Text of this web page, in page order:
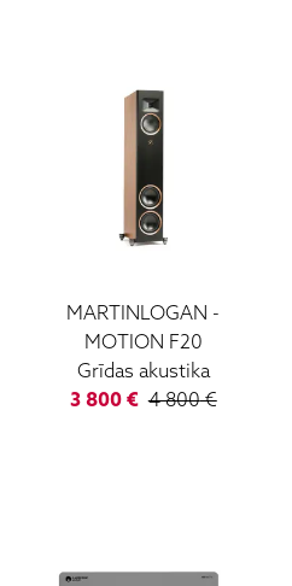
MARTINLOGAN -
MOTION F20
Grīdas akustika
3 800€ 4 800€